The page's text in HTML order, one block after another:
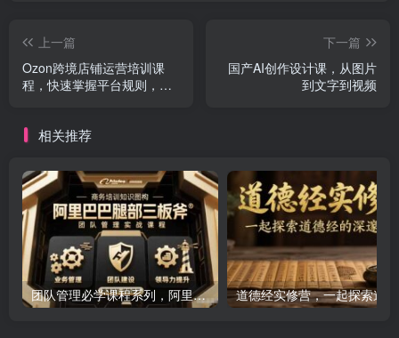
上一篇
Ozon跨境店铺运营培训课
程，快速掌握平台规则，选
下一篇
国产AI创作设计课，从图片
到文字到视频
相关推荐
团队管理必学课程系列，阿里巴巴“腿部三板斧”